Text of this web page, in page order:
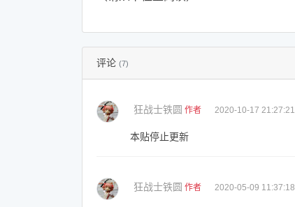
评论 (7)
狂战士铁圆 作者 2020-10-17 21:27:21
本贴停止更新
狂战士铁圆 作者 2020-05-09 11:37:18